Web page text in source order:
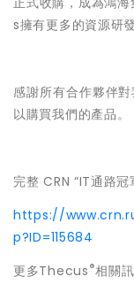
s擁有更多的資源研
感謝所有合作夥伴
以購買我們的產品。
完整 CRN “IT通路
https://
p?ID=115684
更多Thecus ®相關